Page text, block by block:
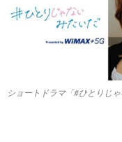
ショートドラマ「#ひとりじゃ